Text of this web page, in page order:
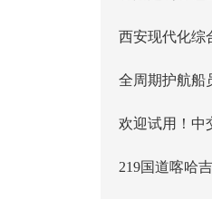
西安现代化综
全周期护航船
欢迎试用！中
219国道喀哈